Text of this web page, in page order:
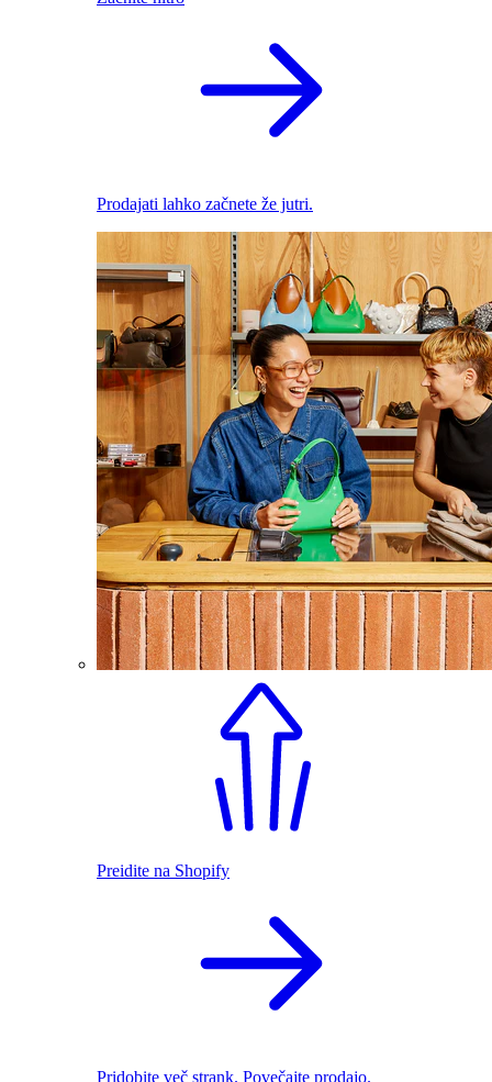
Prodajati lahko začnete že jutri.
Preidite na Shopify
Pridobite več strank. Povečajte prodajo.